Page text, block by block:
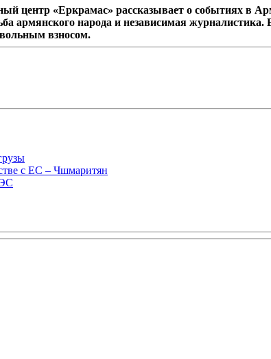
центр «Еркрамас» рассказывает о событиях в
армянского народа и независимая
взносом.
с ЕС – Чшмаритян